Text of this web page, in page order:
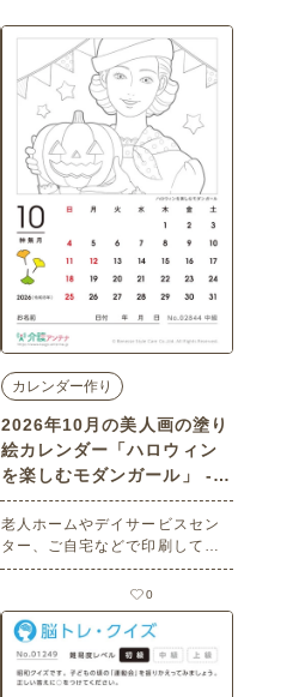
カレンダー作り
2026年10月の美人画の塗り
絵カレンダー「ハロウィン
を楽しむモダンガール」 - N
o.02844 (中級/カレンダー
作りの介護レク素材)
老人ホームやデイサービスセン
ター、ご自宅などで印刷してお
使いいただける無料の高齢者向
け介護レク素材 2026年10月の
美人画の塗り絵カレンダー「ハ
ロウィンを楽しむモダンガー
ル」（カレンダー作り・中級）
です。 関連キーワード：人物・
0